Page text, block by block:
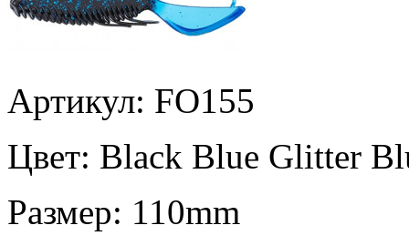
Артикул: FO155
Цвет: Black Blue Glitter
Размер: 110mm